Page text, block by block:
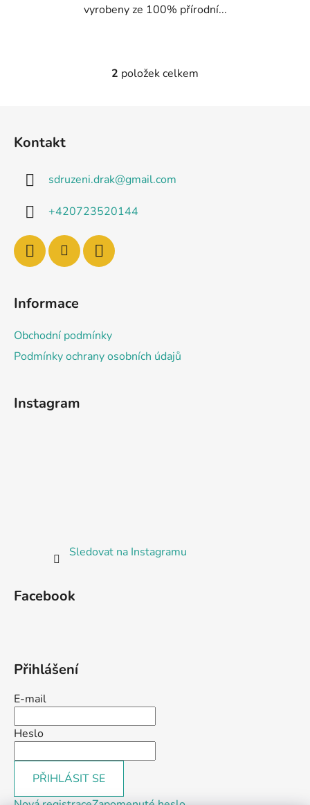
vyrobeny ze 100% přírodní...
O
í
u
2 položek celkem
Kontakt
sdruzeni.drak@gmail.com
+420723520144
Informace
Obchodní podmínky
Podmínky ochrany osobních údajů
Instagram
Sledovat na Instagramu
Facebook
Přihlášení
E-mail
Heslo
PŘIHLÁSIT SE